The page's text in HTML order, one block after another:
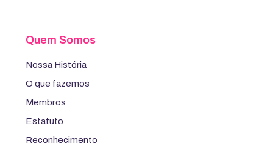
Quem Somos
Nossa História
O que fazemos
Membros
Estatuto
Reconhecimento